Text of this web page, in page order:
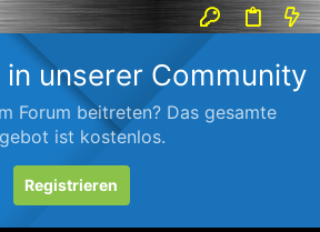
unserer Community
Forum beitreten? Das gesamte
ist kostenlos.
Registrieren